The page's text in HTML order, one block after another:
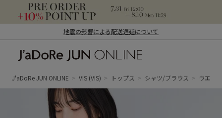
地震の影響による配送遅延について
ン オンライン）
J'aDoRe JUN ONLINE VIS (VIS) トップス シャツ/ブラウス ウエス